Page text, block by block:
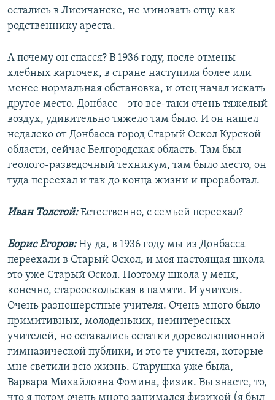
остались в Лисичанске, не миновать отцу как
родственнику ареста.
А почему он спасся? В 1936 году, после отмены
хлебных карточек, в стране наступила более или
менее нормальная обстановка, и отец начал искать
другое место. Донбасс – это все-таки очень тяжелый
воздух, удивительно тяжело там было. И он нашел
недалеко от Донбасса город Старый Оскол Курской
области, сейчас Белгородская область. Там был
геолого-разведочный техникум, там было место, он
туда переехал и так до конца жизни и проработал.
Иван Толстой:Естественно, с семьей переехал?
Борис Егоров:Ну да, в 1936 году мы из Донбасса
переехали в Старый Оскол, и моя настоящая школа
это уже Старый Оскол. Поэтому школа у меня,
конечно, старооскольская в памяти. И учителя.
Очень разношерстные учителя. Очень много было
примитивных, молоденьких, неинтересных
учителей, но оставались остатки дореволюционной
гимназической публики, и это те учителя, которые
мне светили всю жизнь. Старушка уже была,
Варвара Михайловна Фомина, физик. Вы знаете, то,